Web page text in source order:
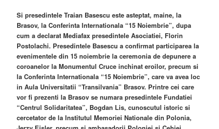
Si presedintele Traian Basescu este asteptat, maine, la
Brasov, la Conferinta Internationala “15 Noiembrie”, dupa
cum a declarat Mediafax presedintele Asociatiei, Florin
Postolachi. Presedintele Basescu a confirmat participarea la
evenimentele din 15 noiembrie la ceremonia de depunere a
coroanelor la Monumentul Cruce inchinat eroilor, precum si
la Conferinta Internationala “15 Noiembrie”, care va avea loc
in Aula Universitatii “Transilvania” Brasov. Printre cei care
vor fi prezenti la Brasov se numara presedintele Fundatiei
“Centrul Solidaritatea”, Bogdan Lis, cunoscutul istoric si
cercetator de la Institutul Memoriei Nationale din Polonia,